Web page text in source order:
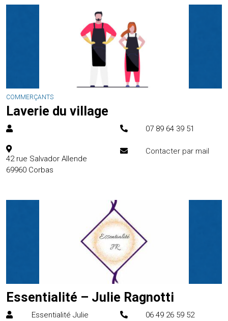
COMMERÇANTS
Laverie du village
42 rue Salvador Allende
69960 Corbas
07 89 64 39 51
Contacter par mail
Essentialité – Julie Ragnotti
Essentialité Julie
06 49 26 59 52